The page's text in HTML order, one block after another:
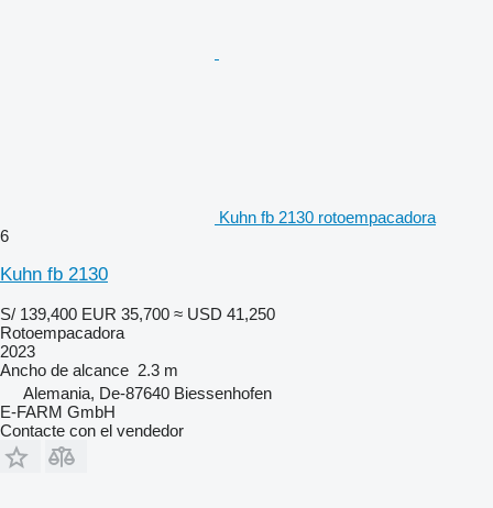
Kuhn fb 2130 rotoempacadora
6
Kuhn fb 2130
S/ 139,400 EUR 35,700 ≈ USD 41,250
Rotoempacadora
2023
Ancho de alcance 2.3 m
Alemania, De-87640 Biessenhofen
E-FARM GmbH
Contacte con el vendedor